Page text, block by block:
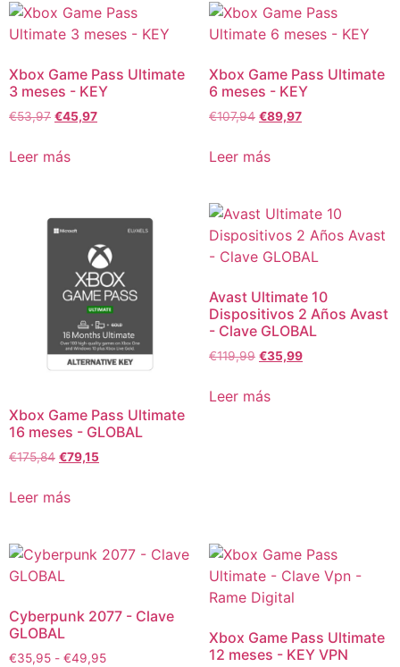
Xbox Game Pass Ultimate
3 meses - KEY
€53,97 €45,97
Leer más
Xbox Game Pass Ultimate
6 meses - KEY
€107,94 €89,97
Leer más
Xbox Game Pass Ultimate
16 meses - GLOBAL
€175,84 €79,15
Leer más
Avast Ultimate 10
Dispositivos 2 Años Avast
- Clave GLOBAL
€119,99 €35,99
Leer más
Cyberpunk 2077 - Clave
GLOBAL
€35,95 - €49,95
Xbox Game Pass Ultimate
12 meses - KEY VPN